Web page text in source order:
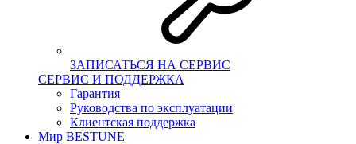
ЗАПИСАТЬСЯ НА СЕРВИС
СЕРВИС И ПОДДЕРЖКА
Гарантия
Руководства по эксплуатации
Клиентская поддержка
Мир BESTUNE